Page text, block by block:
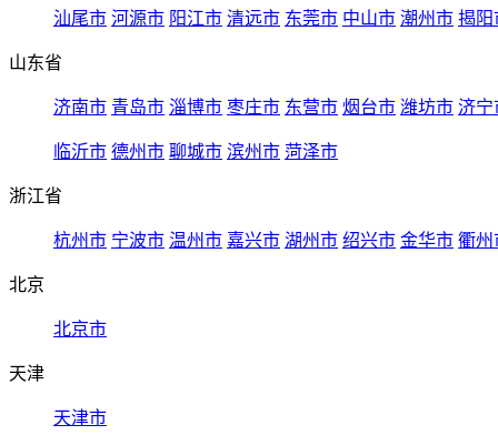
汕尾市 河源市 阳江市 清远市 东莞市 中山市 潮州市 揭阳
山东省
济南市 青岛市 淄博市 枣庄市 东营市 烟台市 潍坊市 济宁
临沂市 德州市 聊城市 滨州市 菏泽市
浙江省
杭州市 宁波市 温州市 嘉兴市 湖州市 绍兴市 金华市 衢州
北京
北京市
天津
天津市